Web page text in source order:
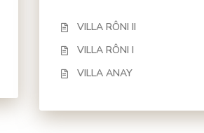
VILLA RÔNI II
VILLA RÔNI I
VILLA ANAY